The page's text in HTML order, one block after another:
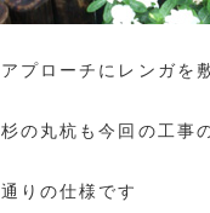
プローチにレンガを
の丸杭も今回の工事
りの仕様です